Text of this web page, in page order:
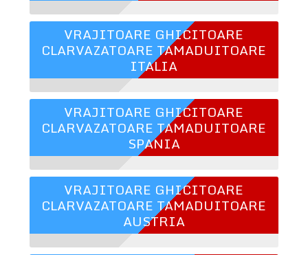
VRAJITOARE GHICITOARE
CLARVAZATOARE TAMADUITOARE
ITALIA
VRAJITOARE GHICITOARE
CLARVAZATOARE TAMADUITOARE
SPANIA
VRAJITOARE GHICITOARE
CLARVAZATOARE TAMADUITOARE
AUSTRIA